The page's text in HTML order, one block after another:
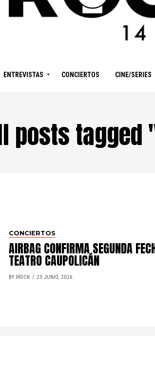
ENTREVISTAS CONCIERTOS CINE/SERIES
posts
CONCIERTOS
AIRBAG CONFIRMA SEGUNDA
TEATRO CAUPOLICÁN
BY IROCK 23 JUNIO, 2026